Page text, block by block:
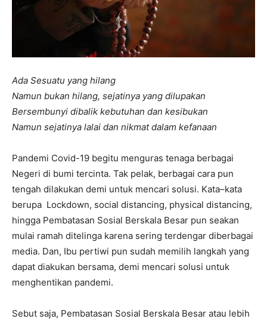
Ada Sesuatu yang hilang
Namun bukan hilang, sejatinya yang dilupakan
Bersembunyi dibalik kebutuhan dan kesibukan
Namun sejatinya lalai dan nikmat dalam kefanaan
Pandemi Covid-19 begitu menguras tenaga berbagai
Negeri di bumi tercinta. Tak pelak, berbagai cara pun
tengah dilakukan demi untuk mencari solusi. Kata–kata
berupa Lockdown, social distancing, physical distancing,
hingga Pembatasan Sosial Berskala Besar pun seakan
mulai ramah ditelinga karena sering terdengar diberbagai
media. Dan, Ibu pertiwi pun sudah memilih langkah yang
dapat diakukan bersama, demi mencari solusi untuk
menghentikan pandemi.
Sebut saja, Pembatasan Sosial Berskala Besar atau lebih